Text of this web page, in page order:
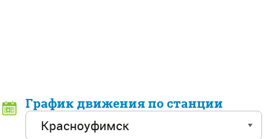
График движения по станции